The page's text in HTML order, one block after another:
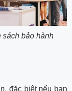
sách bảo hành
đặc biệt nếu bạn